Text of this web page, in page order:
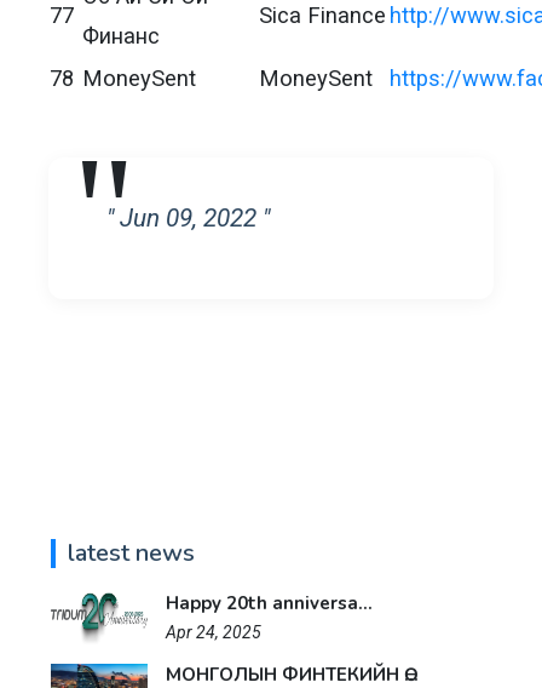
77
Финанс
Sica Finance http://
78 MoneySent MoneySent https://
" Jun 09, 2022 "
latest news
Happy 20th anniversa...
Apr 24, 2025
МОНГОЛЫН ФИНТЕКИЙН Ө...